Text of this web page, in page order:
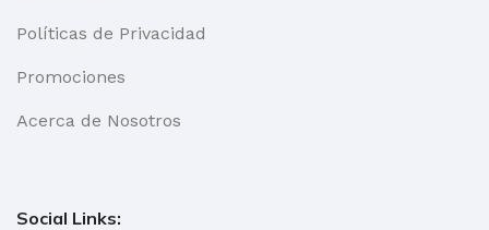
Políticas de Privacidad
Promociones
Acerca de Nosotros
Social Links: